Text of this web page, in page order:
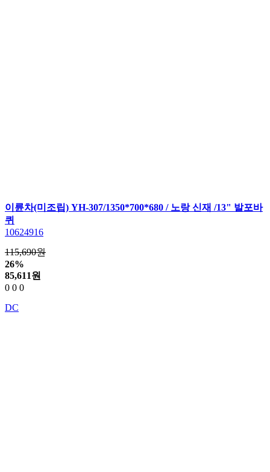
이륜차(미조립) YH-307/1350*700*680 / 노랑 신재 /13" 발포바
퀴
10624916
115,690원
26%
85,611원
0 0 0
DC